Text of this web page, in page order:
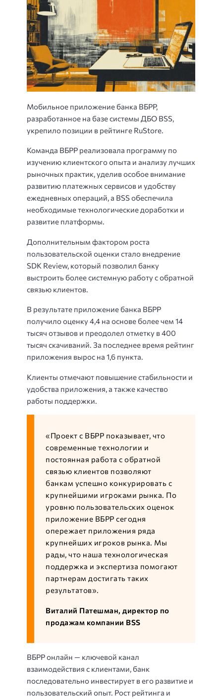
Мобильное приложение банка ВБРР,
разработанное на базе системы ДБО BSS,
укрепило позиции в рейтинге RuStore.
Команда ВБРР реализовала программу по
изучению клиентского опыта и анализу лучших
рыночных практик, уделив особое внимание
развитию платежных сервисов и удобству
ежедневных операций, а BSS обеспечила
необходимые технологические доработки и
развитие платформы.
Дополнительным фактором роста
пользовательской оценки стало внедрение
SDK Review, который позволил банку
выстроить более системную работу с обратной
связью клиентов.
В результате приложение банка ВБРР
получило оценку 4,4 на основе более чем 14
тысяч отзывов и преодолел отметку в 400
тысяч скачиваний. За последнее время рейтинг
приложения вырос на 1,6 пункта.
Клиенты отмечают повышение стабильности и
удобства приложения, а также качество
работы поддержки.
«Проект с ВБРР показывает, что
современные технологии и
постоянная работа с обратной
связью клиентов позволяют
банкам успешно конкурировать с
крупнейшими игроками рынка. По
уровню пользовательских оценок
приложение ВБРР сегодня
опережает приложения ряда
крупнейших игроков рынка. Мы
рады, что наша технологическая
поддержка и экспертиза помогают
партнерам достигать таких
результатов».
Виталий Патешман, директор по
продажам компании BSS
ВБРР онлайн — ключевой канал
взаимодействия с клиентами, банк
последовательно инвестирует в его развитие и
пользовательский опыт. Рост рейтинга и